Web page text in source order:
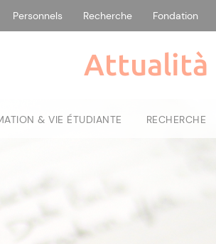
Personnels Recherche Fondation
Attualità |
& VIE ÉTUDIANTE RECHERCHE